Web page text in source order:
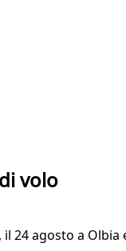
volo
24 agosto a Olbia